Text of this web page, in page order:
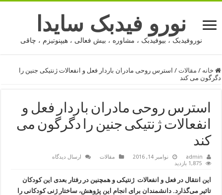
نورو فیدبک سایدا
نوروفیدبک ، بیوفیدبک ، مشاوره ، بیش فعالی ، هیپنوتیزم ، چاقی
خانه / مقالات / استرس روحی مادران باردار فعل و انفعالات ژنتیکی جنین را
دگرگون می کند
استرس روحی مادران باردار فعل و
انفعالات ژنتیکی جنین را دگرگون می
کند
admin نوامبر 14, 2016 مقالات
ارسال دیدگاه
1,875 بازدید
این انتقال در فعل و انفعالات ژنتیکی و همچنین در رفتار بعدی این کودکان
تاثیر می‌گذارد. دانشمندان برای انجام این پژوهش، ساختار ژنی کودکانی را